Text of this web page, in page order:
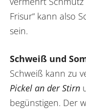
Frisur“ kann also
sein.
Schweiß und
Schweiß kann zu
Pickel an der Stirn
begünstigen. Der